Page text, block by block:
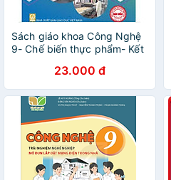
Sách giáo khoa Công Nghệ
9- Chế biến thực phẩm- Kết
(Kèm Nilon bọc Sách)
23.000 đ